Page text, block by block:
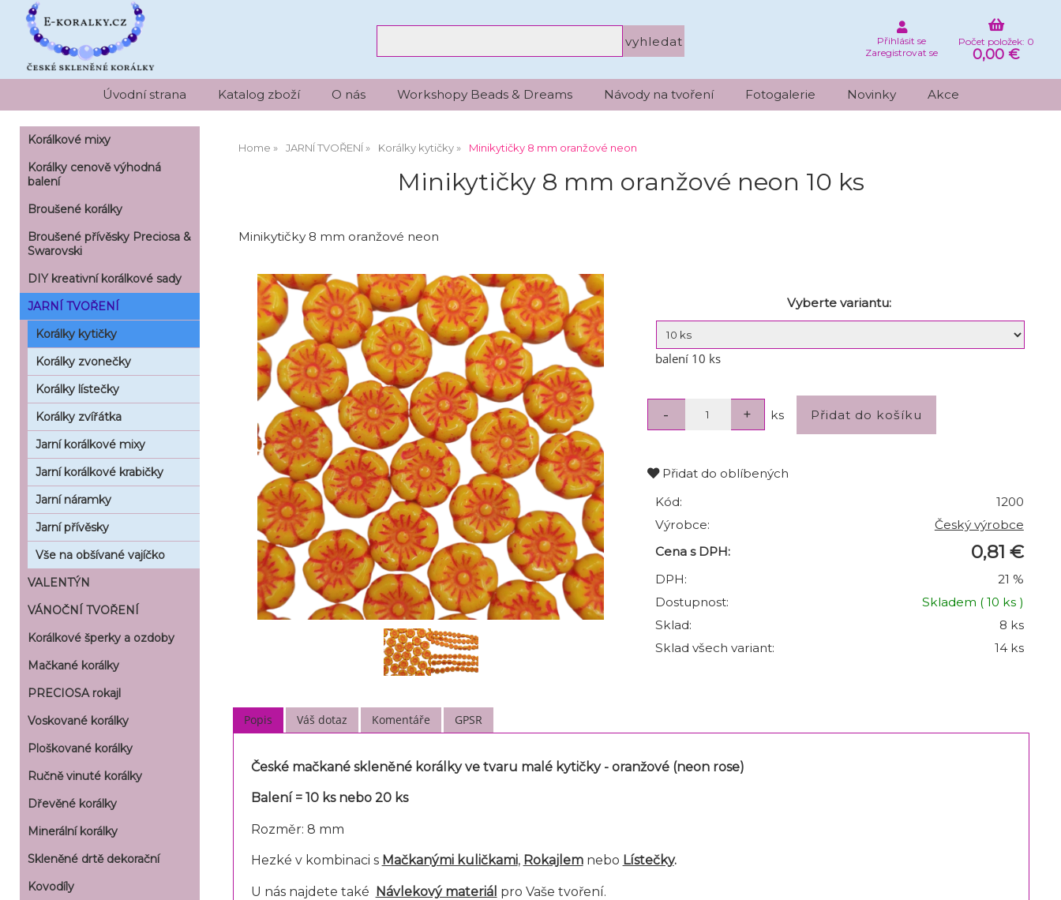
Počet položek: 0
0,00 €
Přihlásit se
Zaregistrovat se
Úvodní strana Katalog zboží O nás Workshopy Beads & Dreams Návody na tvoření Fotogalerie Novinky Akce
Home JARNÍ TVOŘENÍ Korálky kytičky Minikytičky 8 mm oranžové neon
Minikytičky 8 mm oranžové neon 10 ks
Minikytičky 8 mm oranžové neon
Vyberte variantu:
balení 10 ks
ks
Přidat do oblíbených
Kód:
1200
Výrobce:
Český výrobce
Cena s DPH:
0,81 €
DPH:
21 %
Dostupnost:
Skladem ( 10 ks )
Sklad:
8 ks
Sklad všech variant:
14 ks
Popis Váš dotaz Komentáře GPSR
České mačkané skleněné korálky ve tvaru malé kytičky - oranžové (neon rose)
Balení = 10 ks nebo 20 ks
Rozměr: 8 mm
Hezké v kombinaci s Mačkanými kuličkami, Rokajlemnebo Lístečky.
U nás najdete také Návlekový materiál pro Vaše tvoření.
Korálkové mixy
Korálky cenově výhodná
balení
Broušené korálky
Broušené přívěsky Preciosa &
Swarovski
DIY kreativní korálkové sady
JARNÍ TVOŘENÍ
Korálky kytičky
Korálky zvonečky
Korálky lístečky
Korálky zvířátka
Jarní korálkové mixy
Jarní korálkové krabičky
Jarní náramky
Jarní přívěsky
Vše na obšívané vajíčko
VALENTÝN
VÁNOČNÍ TVOŘENÍ
Korálkové šperky a ozdoby
Mačkané korálky
PRECIOSA rokajl
Voskované korálky
Ploškované korálky
Ručně vinuté korálky
Dřevěné korálky
Minerální korálky
Skleněné drtě dekorační
Kovodíly